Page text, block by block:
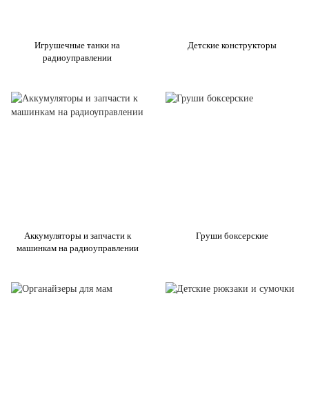
Игрушечные танки на
радиоуправлении
Детские конструкторы
Аккумуляторы и запчасти к
машинкам на радиоуправлении
Груши боксерские